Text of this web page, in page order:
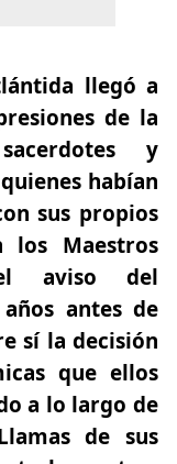
llegó a
de la
y
habían
sus propios
los Maestros
el aviso del
antes de
sí la decisión
que ellos
a lo largo de
de sus